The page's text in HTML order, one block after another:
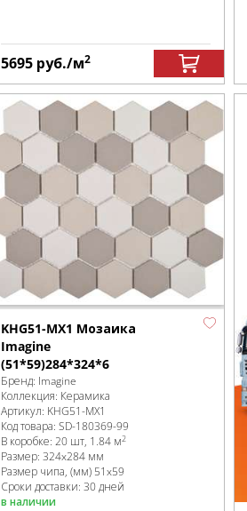
5695 руб./м2
KHG51-MX1 Мозаика
Imagine
(51*59)284*324*6
Бренд: Imagine
Коллекция: Керамика
Артикул: KHG51-MX1
Код товара: SD-180369-99
В коробке: 20 шт, 1.84 м2
Размер: 324x284 мм
Размер чипа, (мм) 51x59
Сроки доставки: 30 дней
в наличии